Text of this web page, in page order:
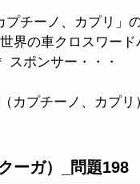
チーノ、カプリ」
界の車クロスワー
スポンサー・・・
カプチーノ、カプ
ーガ）_問題198